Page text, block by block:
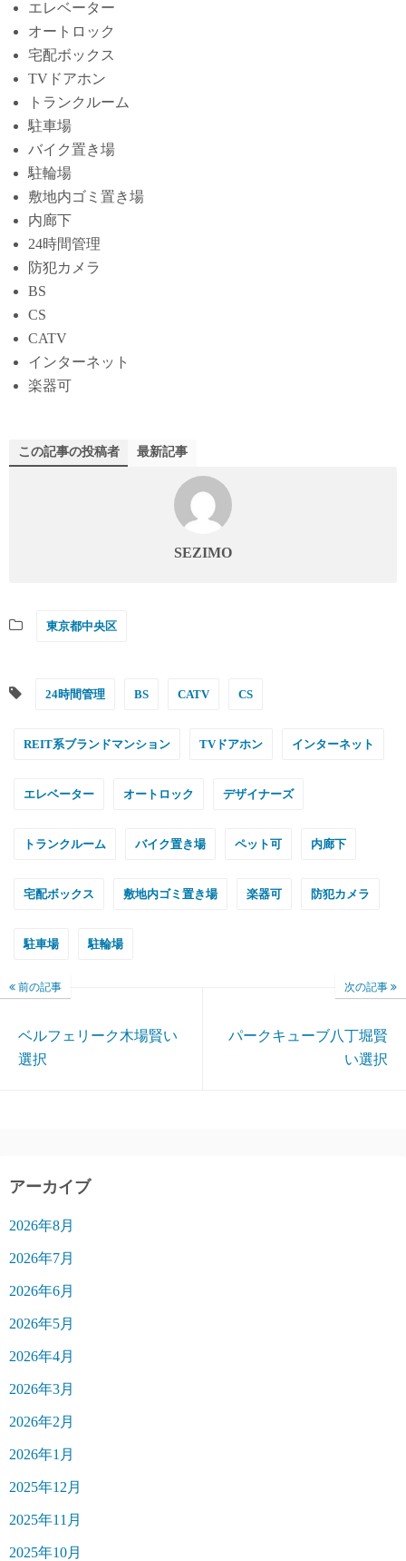
エレベーター
オートロック
宅配ボックス
TVドアホン
トランクルーム
駐車場
バイク置き場
駐輪場
敷地内ゴミ置き場
内廊下
24時間管理
防犯カメラ
BS
CS
CATV
インターネット
楽器可
この記事の投稿者 最新記事
SEZIMO
東京都中央区
24時間管理 BS CATV CS
REIT系ブランドマンション TVドアホン インターネット
エレベーター オートロック デザイナーズ
トランクルーム バイク置き場 ペット可 内廊下
宅配ボックス 敷地内ゴミ置き場 楽器可 防犯カメラ
駐車場 駐輪場
前の記事
ベルフェリーク木場賢い
選択
次の記事
パークキューブ八丁堀賢
い選択
アーカイブ
2026年8月
2026年7月
2026年6月
2026年5月
2026年4月
2026年3月
2026年2月
2026年1月
2025年12月
2025年11月
2025年10月